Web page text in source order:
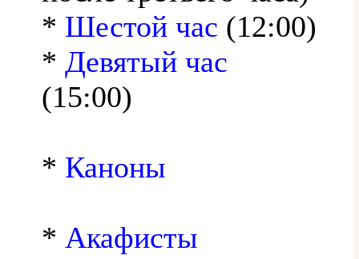
* Шестой час (12:00)
* Девятый час
(15:00)
* Каноны
* Акафисты